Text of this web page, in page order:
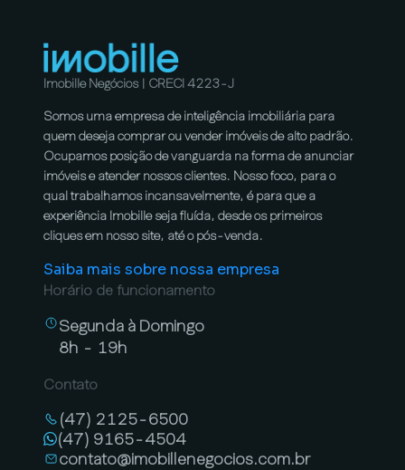
Imobille Negócios | CRECI 4223-J
Somos uma empresa de inteligência imobiliária para
quem deseja comprar ou vender imóveis de alto padrão.
Ocupamos posição de vanguarda na forma de anunciar
imóveis e atender nossos clientes. Nosso foco, para o
qual trabalhamos incansavelmente, é para que a
experiência Imobille seja fluída, desde os primeiros
cliques em nosso site, até o pós-venda.
Saiba mais sobre nossa empresa
Horário de funcionamento
Segunda à Domingo
8h - 19h
Contato
(47) 2125-6500
(47) 9165-4504
contato@imobillenegocios.com.br